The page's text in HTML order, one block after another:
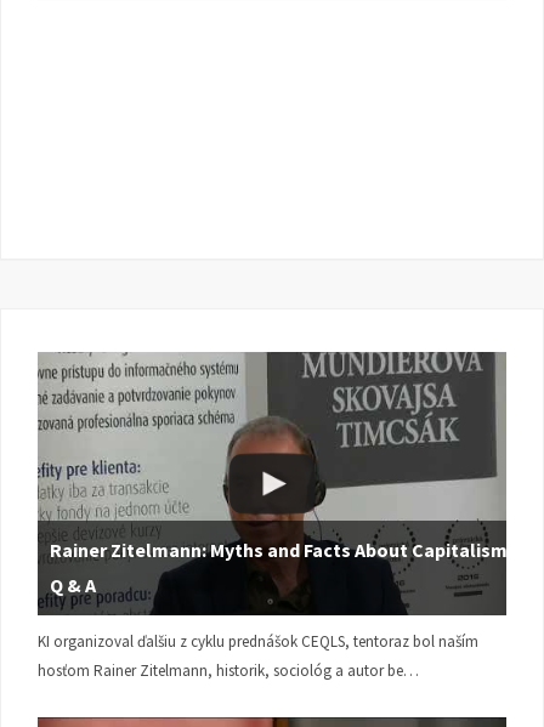
Rainer Zitelmann: Myths and Facts About Capitalism |
Q & A
KI organizoval ďalšiu z cyklu prednášok CEQLS, tentoraz bol naším
hosťom Rainer Zitelmann, historik, sociológ a autor be…